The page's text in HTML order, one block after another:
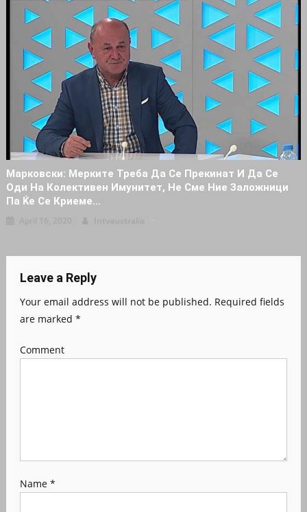
Марковски: Мерките Треба Да Се Прекинат И Да Се
Оди На Колективен Имунитет, Не Сме Ние Заложници
Па Ќе Се Криеме…
Leave a Reply
Your email address will not be published. Required fields
are marked *
Comment
Name *